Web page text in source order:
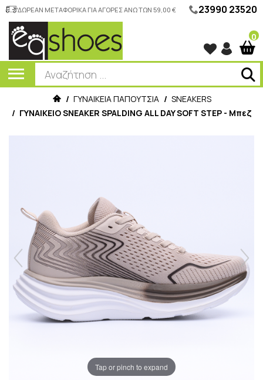
ΔΩΡΕΑΝ ΜΕΤΑΦΟΡΙΚΑ ΓΙΑ ΑΓΟΡΕΣ ΑΝΩ ΤΩΝ 59,00 € 23990 23520
0
/ ΓΥΝΑΙΚΕΙΑ ΠΑΠΟΥΤΣΙΑ / SNEAKERS
/ ΓΥΝΑΙΚΕΙΟ SNEAKER SPALDING ALL DAY SOFT STEP - Μπεζ
Tap or pinch to expand